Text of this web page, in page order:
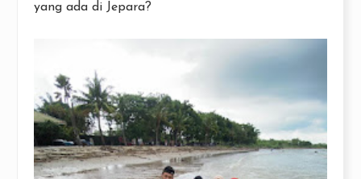
yang ada di Jepara?